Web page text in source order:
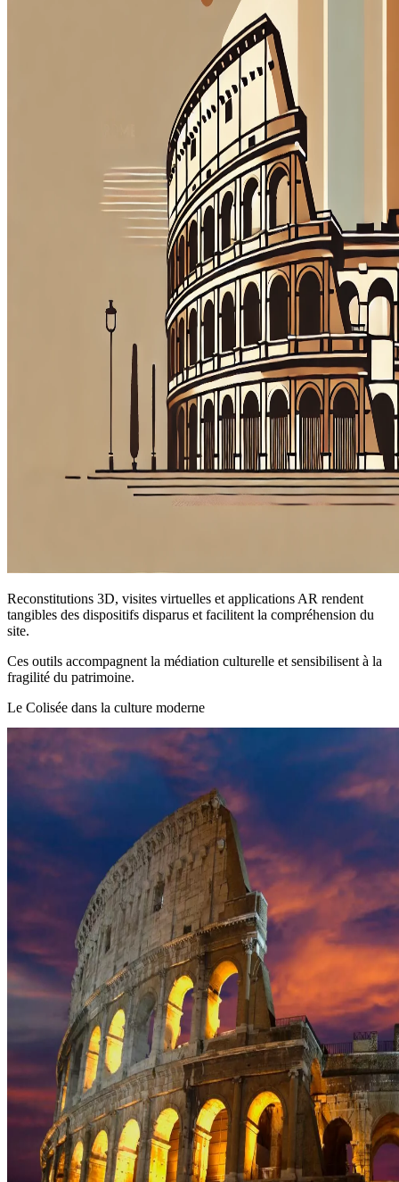
Reconstitutions 3D, visites virtuelles et applications AR rendent
tangibles des dispositifs disparus et facilitent la compréhension du
site.
Ces outils accompagnent la médiation culturelle et sensibilisent à la
fragilité du patrimoine.
Le Colisée dans la culture moderne